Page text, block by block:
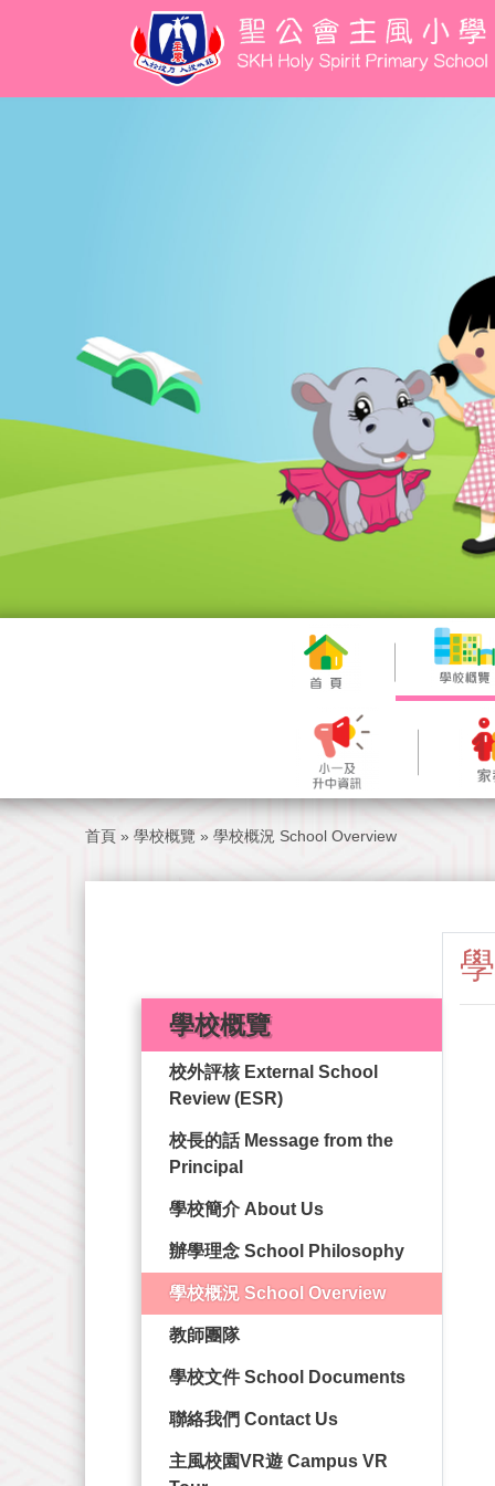
首頁 » 學校概覽 » 學校概況 School Overview
學校概覽
校外評核 External School
Review (ESR)
校長的話 Message from the
Principal
學校簡介 About Us
辦學理念 School Philosophy
學校概況 School Overview
教師團隊
學校文件 School Documents
聯絡我們 Contact Us
主風校園VR遊 Campus VR